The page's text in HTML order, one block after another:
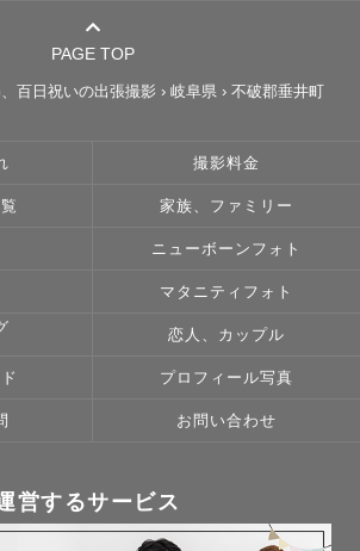
PAGE TOP
百日祝いの出張撮影 › 岐阜県› 不破郡垂井町
撮影料金
家族、ファミリー
ニューボーンフォト
マタニティフォト
恋人、カップル
プロフィール写真
お問い合わせ
営するサービス